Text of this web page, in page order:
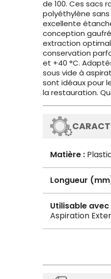
de 100. Ces sacs
polyéthylène
excellente
conception
extraction
conservation
et +40 °C.
sous vide à
sont idéaux pour
la restauration.
Matière :
Longueur
Utilisable avec
Aspiration